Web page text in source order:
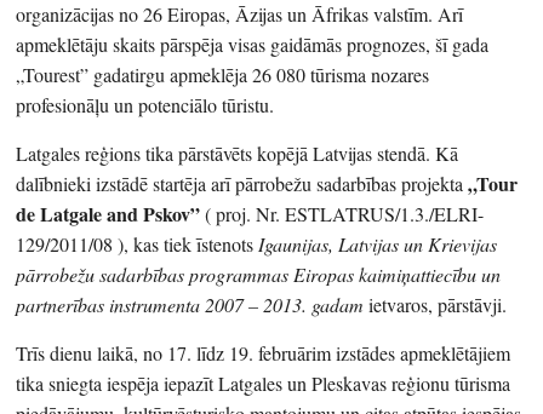
organizācijas no 26 Eiropas, Āzijas un Āfrikas valstīm. Arī
apmeklētāju skaits pārspēja visas gaidāmās prognozes, šī gada
„Tourest” gadatirgu apmeklēja 26 080 tūrisma nozares
profesionāļu un potenciālo tūristu.
Latgales reģions tika pārstāvēts kopējā Latvijas stendā. Kā
dalībnieki izstādē startēja arī pārrobežu sadarbības projekta„Tour
de Latgale and Pskov”( proj. Nr. ESTLATRUS/1.3./ELRI-
129/2011/08 ), kas tiek īstenotsIgaunijas, Latvijas un Krievijas
pārrobežu sadarbības programmas Eiropas kaimiņattiecību un
partnerības instrumenta 2007 – 2013. gadam ietvaros, pārstāvji.
Trīs dienu laikā, no 17. līdz 19. februārim izstādes apmeklētājiem
tika sniegta iespēja iepazīt Latgales un Pleskavas reģionu tūrisma